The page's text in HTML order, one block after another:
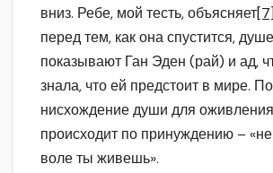
вниз. Ребе, мой тесть, объясняет[7]
перед тем, как она спустится, душе
показывают Ган Эден (рай) и ад,
знала, что ей предстоит в мире.
нисхождение души для
происходит по принуждению –
воле ты живешь».